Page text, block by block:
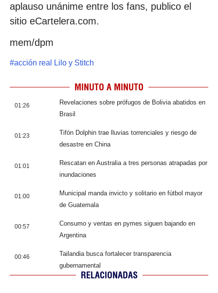
aplauso unánime entre los fans, publico el
sitio eCartelera.com.
mem/dpm
#acción real Lilo y Stitch
MINUTO A MINUTO
01:26
Revelaciones sobre prófugos de Bolivia abatidos en
Brasil
01:23
Tifón Dolphin trae lluvias torrenciales y riesgo de
desastre en China
01:01
Rescatan en Australia a tres personas atrapadas por
inundaciones
01:00
Municipal manda invicto y solitario en fútbol mayor
de Guatemala
00:57
Consumo y ventas en pymes siguen bajando en
Argentina
00:46
Tailandia busca fortalecer transparencia
gubernamental
RELACIONADAS